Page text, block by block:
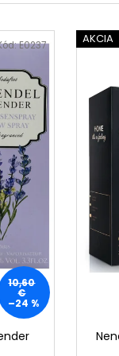
10,60
€
–24 %
E0237 AKCIA
SÉRUM 3 ML